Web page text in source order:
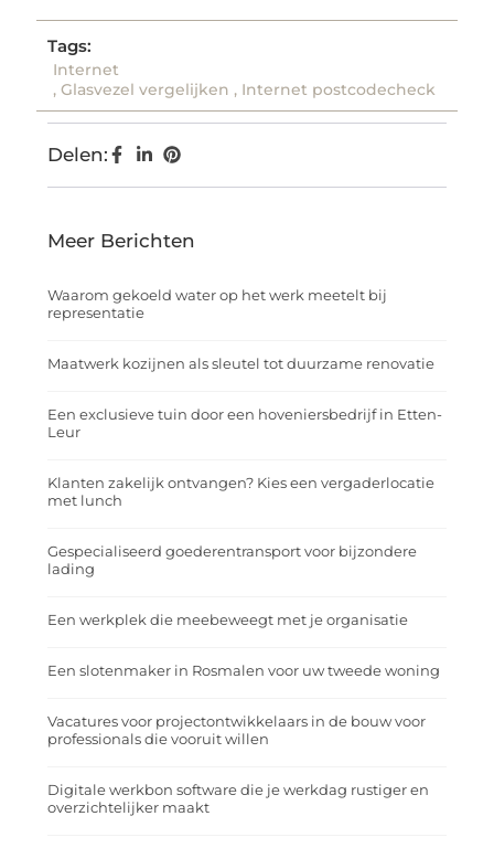
Tags:
Internet
, Glasvezel vergelijken , Internet postcodecheck
Delen:
Meer Berichten
Waarom gekoeld water op het werk meetelt bij
representatie
Maatwerk kozijnen als sleutel tot duurzame renovatie
Een exclusieve tuin door een hoveniersbedrijf in Etten-
Leur
Klanten zakelijk ontvangen? Kies een vergaderlocatie
met lunch
Gespecialiseerd goederentransport voor bijzondere
lading
Een werkplek die meebeweegt met je organisatie
Een slotenmaker in Rosmalen voor uw tweede woning
Vacatures voor projectontwikkelaars in de bouw voor
professionals die vooruit willen
Digitale werkbon software die je werkdag rustiger en
overzichtelijker maakt